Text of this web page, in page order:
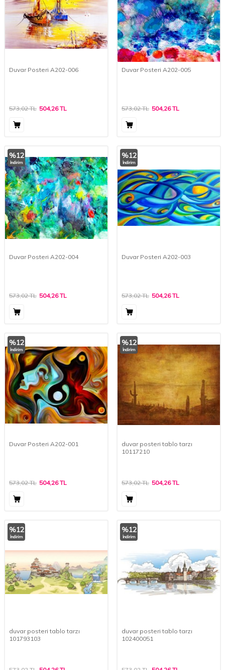
Duvar Posteri A202-006
573,02TL 504,26TL
Duvar Posteri A202-005
573,02TL 504,26TL
%12
İndirim
Duvar Posteri A202-004
573,02TL 504,26TL
%12
İndirim
Duvar Posteri A202-003
573,02TL 504,26TL
%12
İndirim
Duvar Posteri A202-001
573,02TL 504,26TL
%12
İndirim
duvar posteri tablo tarzı
10117210
573,02TL 504,26TL
%12
İndirim
duvar posteri tablo tarzı
101793103
%12
İndirim
duvar posteri tablo tarzı
102400051